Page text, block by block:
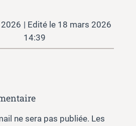
18 mars 2026
14:39
ne sera pas publiée. Les